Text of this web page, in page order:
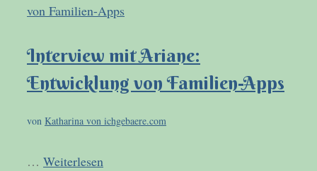
Interview mit Ariane:
Entwicklung von Familien-Apps
von Katharina von ichgebaere.com
… Weiterlesen